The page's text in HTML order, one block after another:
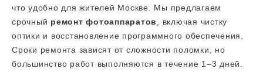
что удобно для жителей Москве. Мы предлагаем
срочный ремонт фотоаппаратов
, включая чистку
оптики и восстановление программного обеспечения.
Сроки ремонта зависят от сложности поломки, но
большинство работ выполняются в течение 1–3 дней.